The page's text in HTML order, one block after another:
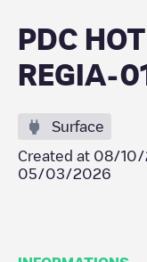
PDC
REGIA-
Surface
Created at 08/10/
05/03/2026